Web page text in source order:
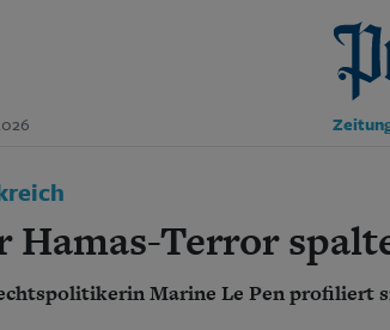
Ausgabe
werden
und finden
Hamas-Terror
Marine Le Pen profiliert